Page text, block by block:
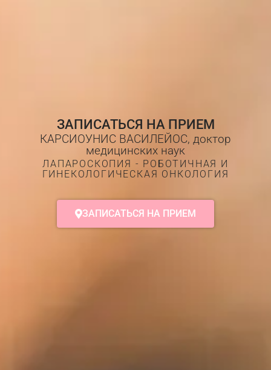
ЗАПИСАТЬСЯ НА ПРИЕМ
КАРСИОУНИС ВАСИЛЕЙОС, доктор
медицинских наук
ЛАПАРОСКОПИЯ - РОБОТИЧНАЯ И
ГИНЕКОЛОГИЧЕСКАЯ ОНКОЛОГИЯ
ЗАПИСАТЬСЯ НА ПРИЕМ